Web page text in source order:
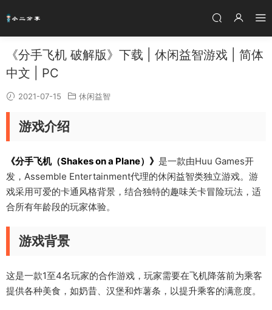
《分手飞机 破解版》下载 | 休闲益智游戏 | 简体
中文 | PC
2021-07-15 休闲益智
游戏介绍
《分手飞机（Shakes on a Plane）》 是一款由Huu Games开
发，Assemble Entertainment代理的休闲益智类独立游戏。游
戏采用可爱的卡通风格背景，结合独特的趣味关卡冒险玩法，适
合所有年龄段的玩家体验。
游戏背景
这是一款1至4名玩家的合作游戏，玩家需要在飞机降落前为乘客
提供各种美食，如奶昔、汉堡和炸薯条，以提升乘客的满意度。